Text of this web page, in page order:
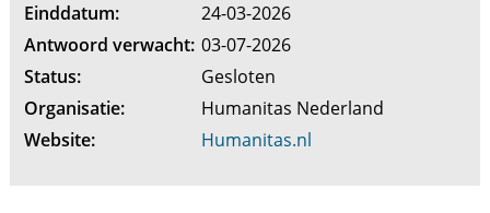
Einddatum:
24-03-2026
Antwoord verwacht: 03-07-2026
Status:
Gesloten
Organisatie:
Humanitas Nederland
Website:
Humanitas.nl